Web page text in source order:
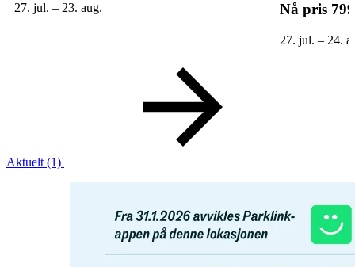
27. jul. – 23. aug.
Nå pris
27. jul. – 24.
Aktuelt (1)